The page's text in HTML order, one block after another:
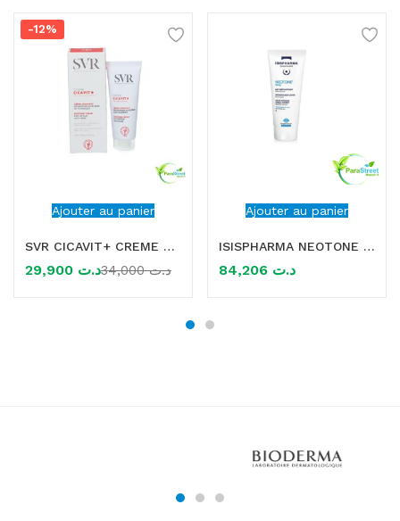
Ajouter au panier
-12%
SVR CICAVIT+ CREME APAISANTE 40ML
د.ت د.ت34,000
Ajouter au panier
ISISPHARMA NEOTONE LAIT CORPS INTENSIF 100ML
د.ت